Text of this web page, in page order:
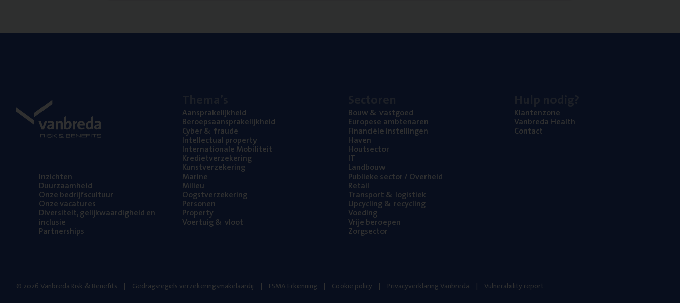
Inzich­ten
Duur­zaam­heid
Onze bedrijfs­cul­tuur
Onze vaca­tu­res
Diver­si­teit, gelijk­waar­dig­heid en
inclusie
Part­ner­ships
Aan­spra­ke­lijk­heid
Beroeps­aan­spra­ke­lijk­heid
Cyber& fraude
Intel­lec­tu­al property
Inter­na­ti­o­na­le Mobiliteit
Kre­diet­ver­ze­ke­ring
Kunst­ver­ze­ke­ring
Mari­ne
Mili­eu
Oogst­ver­ze­ke­ring
Per­so­nen
Pro­per­ty
Voer­tuig& vloot
Bouw& vastgoed
Euro­pe­se ambtenaren
Finan­ci­ë­le instellingen
Haven
Hout­sec­tor
IT
Land­bouw
Publie­ke sec­tor / Overheid
Retail
Trans­port& logistiek
Upcy­cling& recycling
Voe­ding
Vrije beroe­pen
Zorg­sec­tor
Klan­ten­zo­ne
Van­b­re­da Health
Con­tact
© 2026 Vanbreda Risk & Benefits Gedragsregels verzekeringsmakelaardij FSMA Erkenning Cookie policy Privacyverklaring Vanbreda Vulnerability report